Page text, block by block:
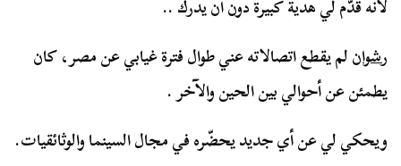
لأنه قدّم لي هدية كبيرة دون أن يدرك ..
رشوانلم يقطع اتصالاته عني طوال فترة غيابي عن مصر، كان
يطمئن عن أحوالي بين الحين والآخر .
ويحكي لي عن أي جديد يحضّره في مجال السينما والوثائقيات.